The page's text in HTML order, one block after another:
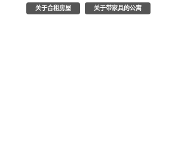
关于合租房屋 关于带家具的公寓